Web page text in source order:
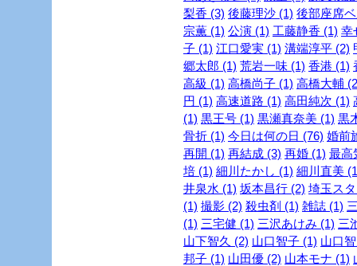
梨香 (3) 後藤理沙 (1) 後部座席
宗薫 (1) 公演 (1) 工藤静香 (1) 幸
子 (1) 江口愛実 (1) 溝端淳平 (2)
郷太郎 (1) 荒岩一味 (1) 香港 (1)
高級 (1) 高橋尚子 (1) 高橋大輔
円 (1) 高速道路 (1) 高田純次 (1)
(1) 黒王号 (1) 黒瀬真奈美 (1) 黒
骨折 (1) 今日は何の日 (76) 婚前
再開 (1) 再結成 (3) 再婚 (1) 最高
培 (1) 細川たかし (1) 細川直美
井泉水 (1) 坂本昌行 (2) 埼玉ス
(1) 撮影 (2) 殺虫剤 (1) 雑誌 (1)
(1) 三宅健 (1) 三沢あけみ (1) 三
山下智久 (2) 山口智子 (1) 山口
邦子 (1) 山田優 (2) 山本モナ (1)